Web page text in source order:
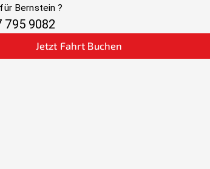
Bernstein ?
795 9082
Jetzt Fahrt Buchen